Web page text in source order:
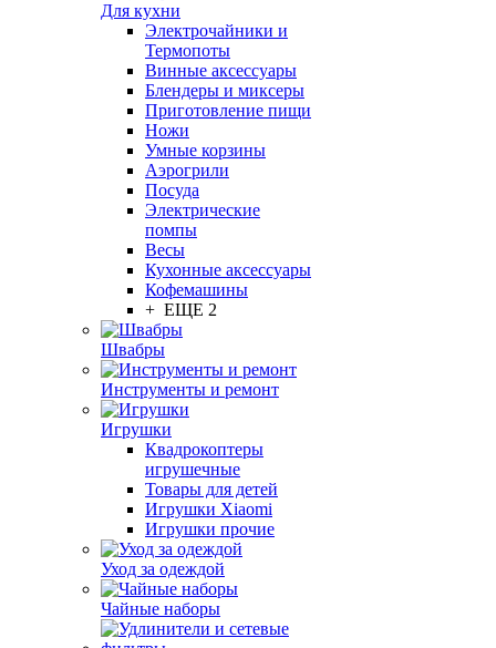
Для кухни
Электрочайники и
Термопоты
Винные аксессуары
Блендеры и миксеры
Приготовление пищи
Ножи
Умные корзины
Аэрогрили
Посуда
Электрические
помпы
Весы
Кухонные аксессуары
Кофемашины
+ ЕЩЕ 2
Швабры
Инструменты и ремонт
Игрушки
Квадрокоптеры
игрушечные
Товары для детей
Игрушки Xiaomi
Игрушки прочие
Уход за одеждой
Чайные наборы